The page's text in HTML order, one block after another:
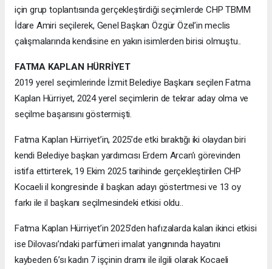
için grup toplantısında gerçekleştirdiği seçimlerde CHP TBMM
İdare Amiri seçilerek, Genel Başkan Özgür Özel’in meclis
çalışmalarında kendisine en yakın isimlerden birisi olmuştu..
FATMA KAPLAN HÜRRİYET
2019 yerel seçimlerinde İzmit Belediye Başkanı seçilen Fatma
Kaplan Hürriyet, 2024 yerel seçimlerin de tekrar aday olma ve
seçilme başarısını göstermişti.
Fatma Kaplan Hürriyet’in, 2025’de etki bıraktığı iki olaydan biri
kendi Belediye başkan yardımcısı Erdem Arcan’ı görevinden
istifa ettirterek, 19 Ekim 2025 tarihinde gerçekleştirilen CHP
Kocaeli il kongresinde il başkan adayı göstertmesi ve 13 oy
farkı ile il başkanı seçilmesindeki etkisi oldu..
Fatma Kaplan Hürriyet’in 2025’den hafızalarda kalan ikinci etkisi
ise Dilovası’ndaki parfümeri imalat yangınında hayatını
kaybeden 6’sı kadın 7 işçinin dramı ile ilgili olarak Kocaeli